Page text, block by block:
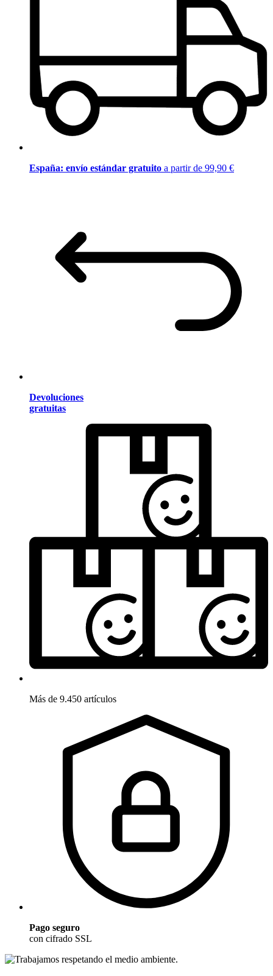
España: envío estándar gratuito a partir de 99,90 €
Devoluciones
gratuitas
Más de 9.450 artículos
Pago seguro
con cifrado SSL